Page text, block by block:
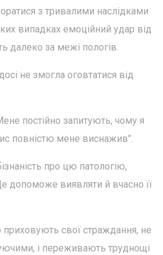
з тривалими наслідками
випадках емоційний удар від
далеко за межі пологів.
не змогла оговтатися від
постійно запитують, чому я
повністю мене виснажив".
про цю патологію,
допоможе виявляти й вчасно її
приховують свої страждання, не
і переживають труднощі